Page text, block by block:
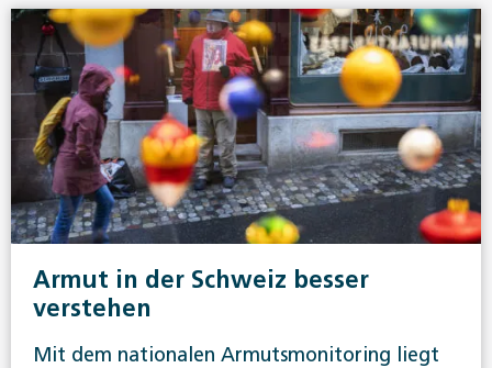
Armut in der Schweiz besser
verstehen
Mit dem nationalen Armutsmonitoring liegt